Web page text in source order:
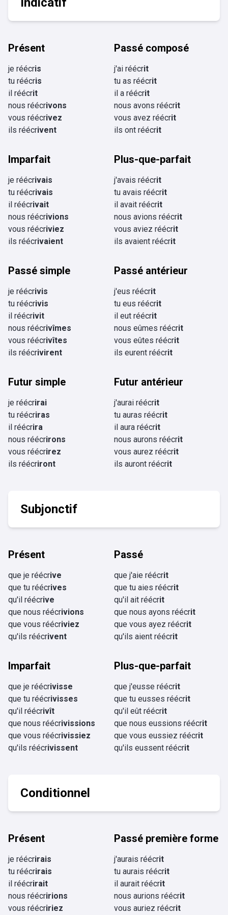
Présent
je réécris
tu réécris
il réécrit
nous réécrivons
vous réécrivez
ils réécrivent
Passé composé
j'ai réécrit
tu as réécrit
il a réécrit
nous avons réécrit
vous avez réécrit
ils ont réécrit
Imparfait
je réécrivais
tu réécrivais
il réécrivait
nous réécrivions
vous réécriviez
ils réécrivaient
Plus-que-parfait
j'avais réécrit
tu avais réécrit
il avait réécrit
nous avions réécrit
vous aviez réécrit
ils avaient réécrit
Passé simple
je réécrivis
tu réécrivis
il réécrivit
nous réécrivîmes
vous réécrivîtes
ils réécrivirent
Passé antérieur
j'eus réécrit
tu eus réécrit
il eut réécrit
nous eûmes réécrit
vous eûtes réécrit
ils eurent réécrit
Futur simple
je réécrirai
tu réécriras
il réécrira
nous réécrirons
vous réécrirez
ils réécriront
Futur antérieur
j'aurai réécrit
tu auras réécrit
il aura réécrit
nous aurons réécrit
vous aurez réécrit
ils auront réécrit
Subjonctif
Présent
que je réécrive
que tu réécrives
qu'il réécrive
que nous réécrivions
que vous réécriviez
qu'ils réécrivent
Passé
que j'aie réécrit
que tu aies réécrit
qu'il ait réécrit
que nous ayons réécrit
que vous ayez réécrit
qu'ils aient réécrit
Imparfait
que je réécrivisse
que tu réécrivisses
qu'il réécrivît
que nous réécrivissions
que vous réécrivissiez
qu'ils réécrivissent
Plus-que-parfait
que j'eusse réécrit
que tu eusses réécrit
qu'il eût réécrit
que nous eussions réécrit
que vous eussiez réécrit
qu'ils eussent réécrit
Conditionnel
Présent
je réécrirais
tu réécrirais
il réécrirait
nous réécririons
vous réécririez
Passé première forme
j'aurais réécrit
tu aurais réécrit
il aurait réécrit
nous aurions réécrit
vous auriez réécrit